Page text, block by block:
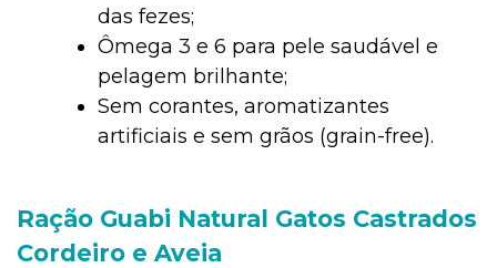
das fezes;
Ômega 3 e 6 para pele saudável e
pelagem brilhante;
Sem corantes, aromatizantes
artificiais e sem grãos (grain-free).
Ração Guabi Natural Gatos Castrados
Cordeiro e Aveia